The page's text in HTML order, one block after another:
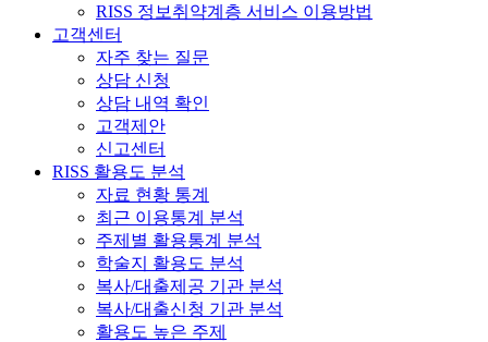
RISS 정보취약계층 서비스 이용방법
고객센터
자주 찾는 질문
상담 신청
상담 내역 확인
고객제안
신고센터
RISS 활용도 분석
자료 현황 통계
최근 이용통계 분석
주제별 활용통계 분석
학술지 활용도 분석
복사/대출제공 기관 분석
복사/대출신청 기관 분석
활용도 높은 주제